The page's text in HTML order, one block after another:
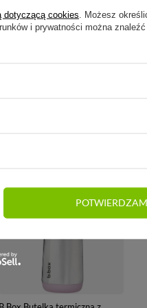
dotyczącą cookies . Możesz
i prywatności można